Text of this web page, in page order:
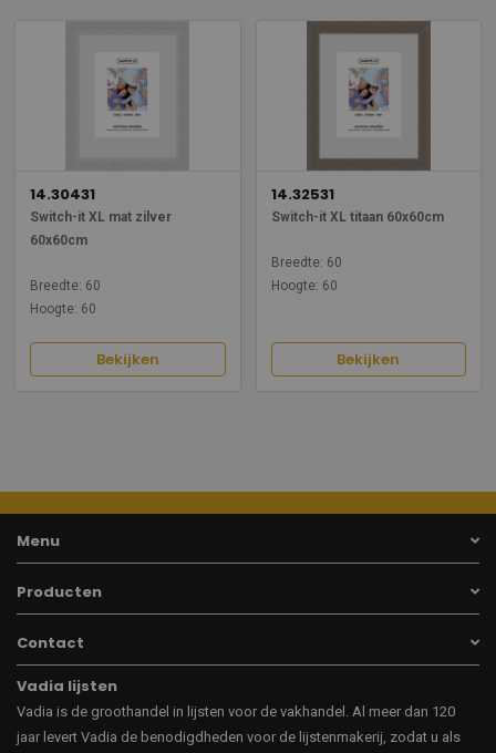
14.30431
Switch-it XL mat zilver
60x60cm
Breedte: 60
Hoogte: 60
Bekijken
14.32531
Switch-it XL titaan 60x60cm
Breedte: 60
Hoogte: 60
Bekijken
Menu
Producten
Contact
Vadia lijsten
Vadia is de groothandel in lijsten voor de vakhandel. Al meer dan 120
jaar levert Vadia de benodigdheden voor de lijstenmakerij, zodat u als